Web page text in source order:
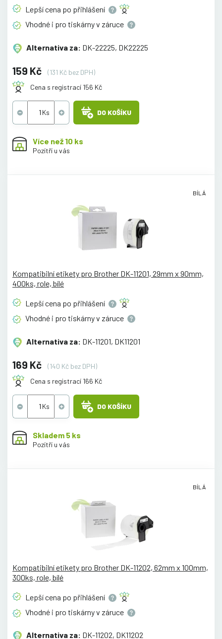
Lepší cena po přihlášení
Vhodné i pro tiskárny v záruce
Alternativa za: DK-22225, DK22225
159 Kč
(131 Kč bez DPH)
Cena s registrací 156 Kč
DO KOŠÍKU
Více než 10 ks
Pozítří u vás
BÍLÁ
Kompatibilní etikety pro Brother DK-11201, 29mm x 90mm,
400ks, role, bílé
Lepší cena po přihlášení
Vhodné i pro tiskárny v záruce
Alternativa za: DK-11201, DK11201
169 Kč
(140 Kč bez DPH)
Cena s registrací 166 Kč
DO KOŠÍKU
Skladem 5 ks
Pozítří u vás
BÍLÁ
Kompatibilní etikety pro Brother DK-11202, 62mm x 100mm,
300ks, role, bílé
Lepší cena po přihlášení
Vhodné i pro tiskárny v záruce
Alternativa za: DK-11202, DK11202